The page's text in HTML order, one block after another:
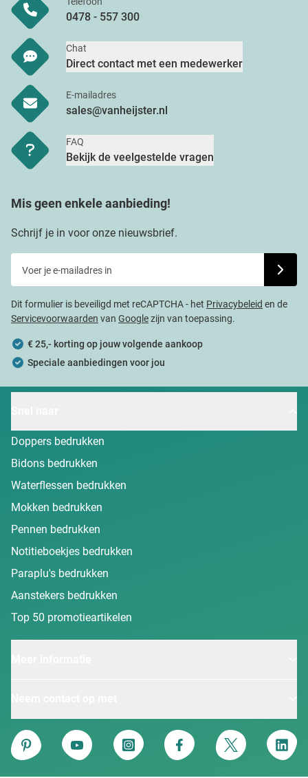
0478 - 557 300
Chat
Direct contact met een medewerker
E-mailadres
sales@vanheijster.nl
FAQ
Bekijk de veelgestelde vragen
Mis geen enkele aanbieding!
Schrijf je in voor onze nieuwsbrief.
Dit formulier is beveiligd met reCAPTCHA - het Privacybeleid en de
Servicevoorwaarden van Googlezijn van toepassing.
€ 25,- korting op jouw volgende aankoop
Speciale aanbiedingen voor jou
Doppers bedrukken
Bidons bedrukken
Waterflessen bedrukken
Mokken bedrukken
Pennen bedrukken
Notitieboekjes bedrukken
Paraplu's bedrukken
Aanstekers bedrukken
Top 50 promotieartikelen
Van Heijster
Pinterest
YouTube Instagram Facebook Twitter